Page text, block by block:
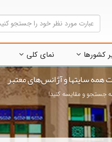
کشورها نمای کلی
همه سایتها و آژانس‌های معتبر
جستجو و مقایسه کنید!